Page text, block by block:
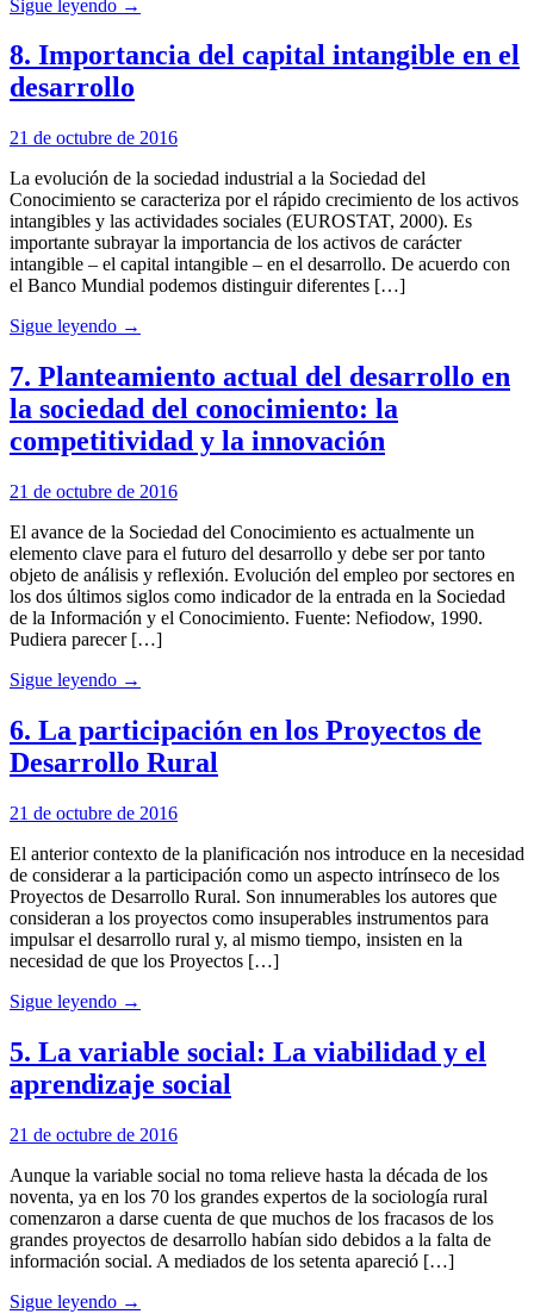
Sigue leyendo →
8. Importancia del capital intangible en el
desarrollo
21 de octubre de 2016
La evolución de la sociedad industrial a la Sociedad del
Conocimiento se caracteriza por el rápido crecimiento de los activos
intangibles y las actividades sociales (EUROSTAT, 2000). Es
importante subrayar la importancia de los activos de carácter
intangible – el capital intangible – en el desarrollo. De acuerdo con
el Banco Mundial podemos distinguir diferentes […]
Sigue leyendo →
7. Planteamiento actual del desarrollo en
la sociedad del conocimiento: la
competitividad y la innovación
21 de octubre de 2016
El avance de la Sociedad del Conocimiento es actualmente un
elemento clave para el futuro del desarrollo y debe ser por tanto
objeto de análisis y reflexión. Evolución del empleo por sectores en
los dos últimos siglos como indicador de la entrada en la Sociedad
de la Información y el Conocimiento. Fuente: Nefiodow, 1990.
Pudiera parecer […]
Sigue leyendo →
6. La participación en los Proyectos de
Desarrollo Rural
21 de octubre de 2016
El anterior contexto de la planificación nos introduce en la necesidad
de considerar a la participación como un aspecto intrínseco de los
Proyectos de Desarrollo Rural. Son innumerables los autores que
consideran a los proyectos como insuperables instrumentos para
impulsar el desarrollo rural y, al mismo tiempo, insisten en la
necesidad de que los Proyectos […]
Sigue leyendo →
5. La variable social: La viabilidad y el
aprendizaje social
21 de octubre de 2016
Aunque la variable social no toma relieve hasta la década de los
noventa, ya en los 70 los grandes expertos de la sociología rural
comenzaron a darse cuenta de que muchos de los fracasos de los
grandes proyectos de desarrollo habían sido debidos a la falta de
información social. A mediados de los setenta apareció […]
Sigue leyendo →